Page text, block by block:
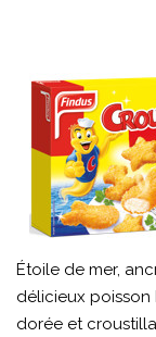
Étoile de mer,
délicieux
dorée et